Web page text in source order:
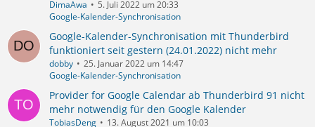
DimaAwa
5. Juli 2022 um 20:33
Google-Kalender-Synchronisation
Google-Kalender-Synchronisation mit Thunderbird
funktioniert seit gestern (24.01.2022) nicht mehr
dobby
25. Januar 2022 um 14:47
Google-Kalender-Synchronisation
Provider for Google Calendar ab Thunderbird 91 nicht
mehr notwendig für den Google Kalender
TobiasDeng
13. August 2021 um 10:03